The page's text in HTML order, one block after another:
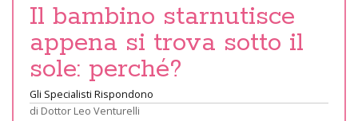
Il bambino starnutisce
appena si trova sotto il
sole: perché?
Gli Specialisti Rispondono
di Dottor Leo Venturelli